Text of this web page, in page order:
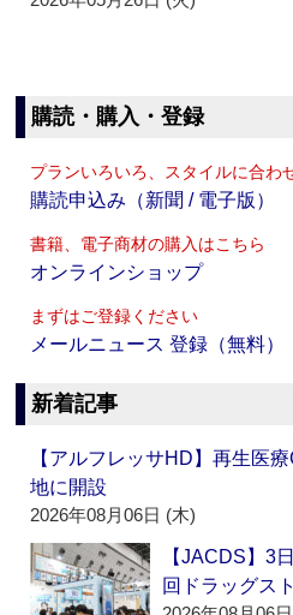
購読・購入・登録
プランいろいろ、スタイルに合わ
購読申込み（新聞 / 電子版）
書籍、電子商材の購入はこちら
オンラインショップ
まずはご登録ください
メールニュース 登録（無料）
新着記事
【アルフレッサHD】再生医
地に開設
2026年08月06日 (木)
【JACDS】3
回ドラッグス